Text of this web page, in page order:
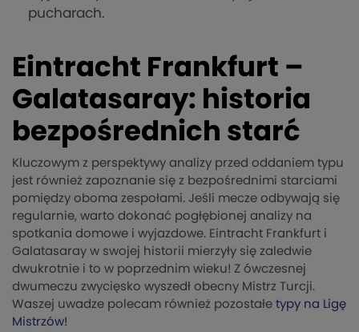
pucharach.
Eintracht Frankfurt –
Galatasaray: historia
bezpośrednich starć
Kluczowym z perspektywy analizy przed oddaniem typu
jest również zapoznanie się z bezpośrednimi starciami
pomiędzy oboma zespołami. Jeśli mecze odbywają się
regularnie, warto dokonać pogłębionej analizy na
spotkania domowe i wyjazdowe. Eintracht Frankfurt i
Galatasaray w swojej historii mierzyły się zaledwie
dwukrotnie i to w poprzednim wieku! Z ówczesnej
dwumeczu zwycięsko wyszedł obecny Mistrz Turcji.
Waszej uwadze polecam również pozostałe typy na Ligę
Mistrzów!